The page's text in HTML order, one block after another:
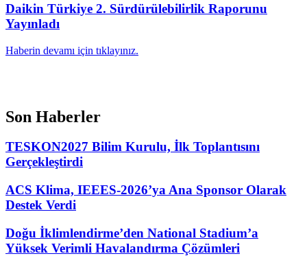
Daikin Türkiye 2. Sürdürülebilirlik Raporunu
Yayınladı
Haberin devamı için tıklayınız.
Son Haberler
TESKON2027 Bilim Kurulu, İlk Toplantısını
Gerçekleştirdi
ACS Klima, IEEES-2026’ya Ana Sponsor Olarak
Destek Verdi
Doğu İklimlendirme’den National Stadium’a
Yüksek Verimli Havalandırma Çözümleri